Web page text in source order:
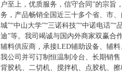
户至上，优质服务，信守合同”的宗旨
务，产品畅销全国近三十多个省、市
城”“中山大学”“三诺科技”“中诺电话”“
迪”等。我司竭诚与国内外商家双赢合
辅料供应商，承接LED辅助设备、辅
我公司并可订制恒温制冷台、长期销
背胶机、二切机、搅拌机、点胶机、